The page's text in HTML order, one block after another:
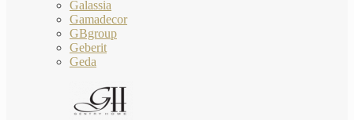
Galassia
Gamadecor
GBgroup
Geberit
Geda